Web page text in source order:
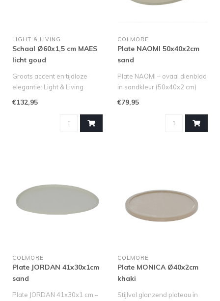
LIGHT & LIVING
Schaal Ø60x1,5 cm MAES
licht goud
Groots accent en tijdloze
elegantie: Light & Living
€132,95
COLMORE
Plate NAOMI 50x40x2cm
sand
Plate NAOMI – ovaal dienblad
in sandkleur (50x40x2 cm)
€79,95
COLMORE
Plate JORDAN 41x30x1cm
sand
Plate JORDAN 41x30x1 cm –
COLMORE
Plate MONICA Ø40x2cm
khaki
Stijlvol glanzend plateau in